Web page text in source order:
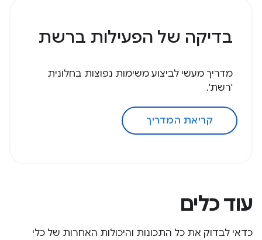
בדיקה של הפעילות ברשת
מדריך מעשי לביצוע משימות נפוצות בחלונית
'רשת'.
קריאת המדריך
עוד כלים
כדאי לבדוק את כל התכונות והיכולות האחרות של כלי